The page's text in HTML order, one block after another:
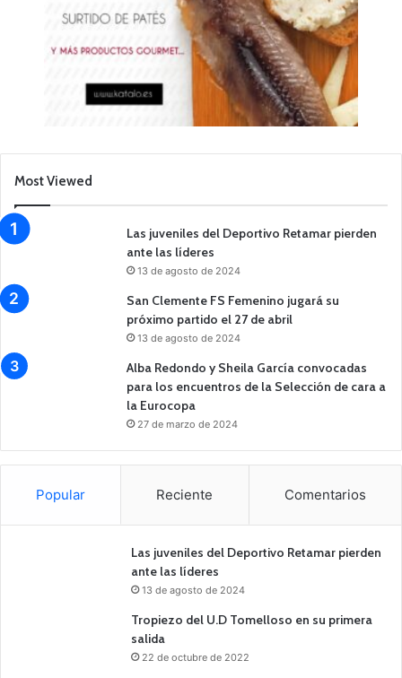
Most Viewed
Las juveniles del Deportivo Retamar pierden
ante las líderes
13 de agosto de 2024
San Clemente FS Femenino jugará su
próximo partido el 27 de abril
13 de agosto de 2024
Alba Redondo y Sheila García convocadas
para los encuentros de la Selección de cara a
la Eurocopa
27 de marzo de 2024
Popular Reciente Comentarios
Las juveniles del Deportivo Retamar pierden
ante las líderes
13 de agosto de 2024
Tropiezo del U.D Tomelloso en su primera
salida
22 de octubre de 2022